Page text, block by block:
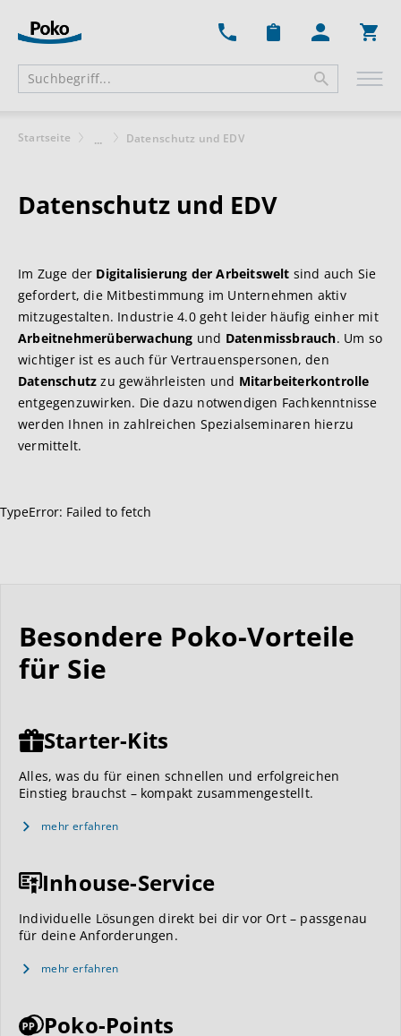
Startseite ... Datenschutz und EDV
Datenschutz und EDV
Im Zuge der Digitalisierung der Arbeitswelt sind auch Sie
gefordert, die Mitbestimmung im Unternehmen aktiv
mitzugestalten. Industrie 4.0 geht leider häufig einher mit
Arbeitnehmerüberwachung und Datenmissbrauch. Um so
wichtiger ist es auch für Vertrauenspersonen, den
Datenschutz zu gewährleisten und Mitarbeiterkontrolle
entgegenzuwirken. Die dazu notwendigen Fachkenntnisse
werden Ihnen in zahlreichen Spezialseminaren hierzu
vermittelt.
TypeError: Failed to fetch
Besondere Poko-Vorteile
für Sie
Starter-Kits
Alles, was du für einen schnellen und erfolgreichen
Einstieg brauchst – kompakt zusammengestellt.
mehr erfahren
Inhouse-Service
Individuelle Lösungen direkt bei dir vor Ort – passgenau
für deine Anforderungen.
mehr erfahren
Poko-Points